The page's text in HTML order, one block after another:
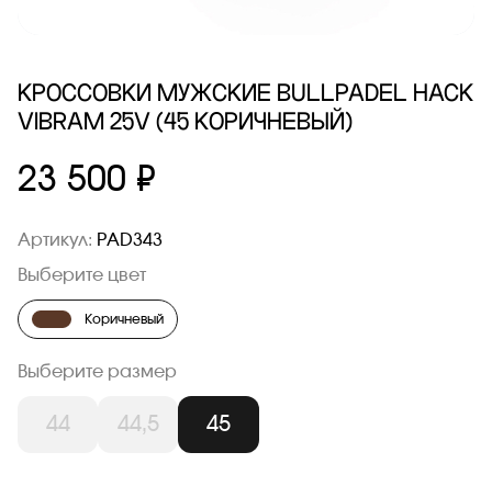
КРОССОВКИ МУЖСКИЕ BULLPADEL HACK
VIBRAM 25V (45 КОРИЧНЕВЫЙ)
23 500 ₽
Артикул: PAD343
Выберите размер
44 44,5 45
Выберите цвет
Коричневый